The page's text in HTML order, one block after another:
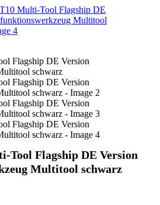
Tool Flagship DE Version
Multitool schwarz